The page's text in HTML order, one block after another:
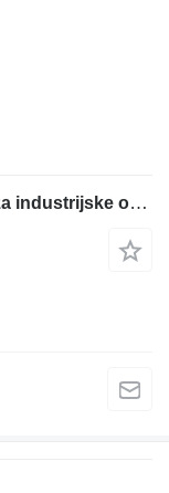
Einspeiseklemme Beckhoff KL9100 za industrijske opreme